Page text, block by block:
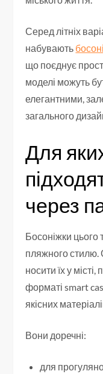
Серед літніх
набувають
що поєднує
моделі можуть
елегантними,
загального
Для
через
Босоніжки
пляжного стилю.
носити їх у місті,
форматі smart
якісних
Вони доречні:
для